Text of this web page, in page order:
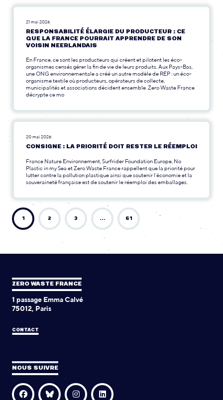
21 mai 2026
RESPONSABILITÉ ÉLARGIE DU PRODUCTEUR : CE
QUE LA FRANCE POURRAIT APPRENDRE DE SON
VOISIN NEERLANDAIS
En France, ce sont les producteurs qui créent et pilotent les éco-
organismes censés gérer la fin de vie de leurs produits. Aux Pays-Bas,
une ONG environnementale a créé un autre modèle de REP : un éco-
organisme textile où producteurs, opérateurs de collecte,
municipalités et associations décident ensemble. Zero Waste France
décrypte ce mo
20 mai 2026
CONSIGNE : LA PRIORITÉ DOIT RESTER LE RÉEMPLOI
France Nature Environnement, Surfrider Foundation Europe, No
Plastic in my Sea et Zero Waste France rappellent que la priorité pour
lutter contre la pollution plastique ainsi que soutenir l’économie et la
souveraineté française est de soutenir le réemploi des emballages.
1 2 3 … 61
ZERO WASTE FRANCE
1 passage Emma Calvé
75012, Paris
CONTACT
NOUS SUIVRE